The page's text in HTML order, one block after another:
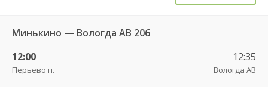
Минькино — Вологда АВ 206
12:00
Перьево п.
12:35
Вологда АВ